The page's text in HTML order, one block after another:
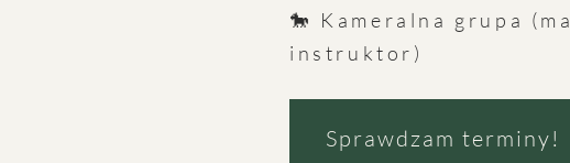
🐎 Kameralna grupa
instruktor)
Sprawdzam terminy!